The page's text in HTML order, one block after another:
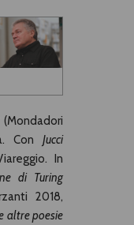
(Mondadori
Con Jucci
In
di Turing
2018,
altre poesie